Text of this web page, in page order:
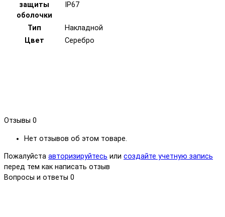
защиты
оболочки
IP67
Тип
Накладной
Цвет
Серебро
Отзывы 0
Нет отзывов об этом товаре.
Пожалуйста авторизируйтесь или создайте учетную запись
перед тем как написать отзыв
Вопросы и ответы 0